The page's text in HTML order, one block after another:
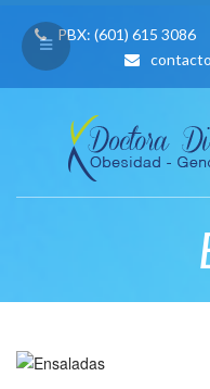
PBX: (601) 615 3086